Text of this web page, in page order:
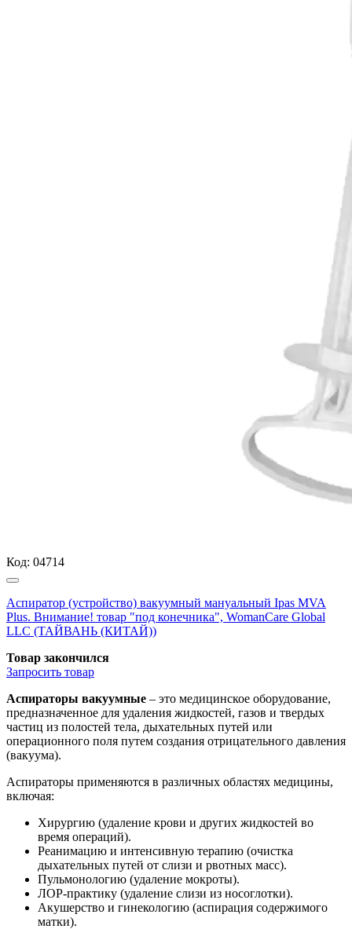
Код: 04714
Аспиратор (устройство) вакуумный мануальный Ipas MVA
Plus. Внимание! товар "под конечника", WomanCare Global
LLC (ТАЙВАНЬ (КИТАЙ))
Товар закончился
Запросить товар
Аспираторы вакуумные – это медицинское оборудование,
предназначенное для удаления жидкостей, газов и твердых
частиц из полостей тела, дыхательных путей или
операционного поля путем создания отрицательного давления
(вакуума).
Аспираторы применяются в различных областях медицины,
включая:
Хирургию (удаление крови и других жидкостей во
время операций).
Реанимацию и интенсивную терапию (очистка
дыхательных путей от слизи и рвотных масс).
Пульмонологию (удаление мокроты).
ЛОР-практику (удаление слизи из носоглотки).
Акушерство и гинекологию (аспирация содержимого
матки).